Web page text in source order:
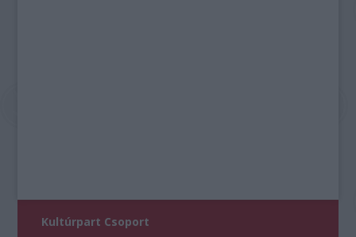
Kultúrpart Csoport